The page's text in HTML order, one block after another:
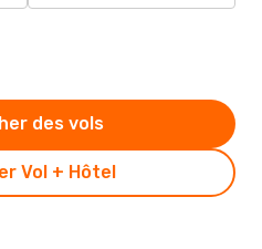
Vol + Hôtel
des vols